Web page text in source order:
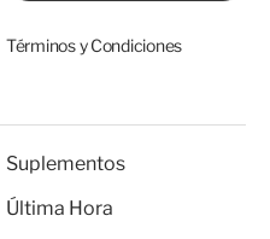
Términos y Condiciones
Suplementos
Última Hora